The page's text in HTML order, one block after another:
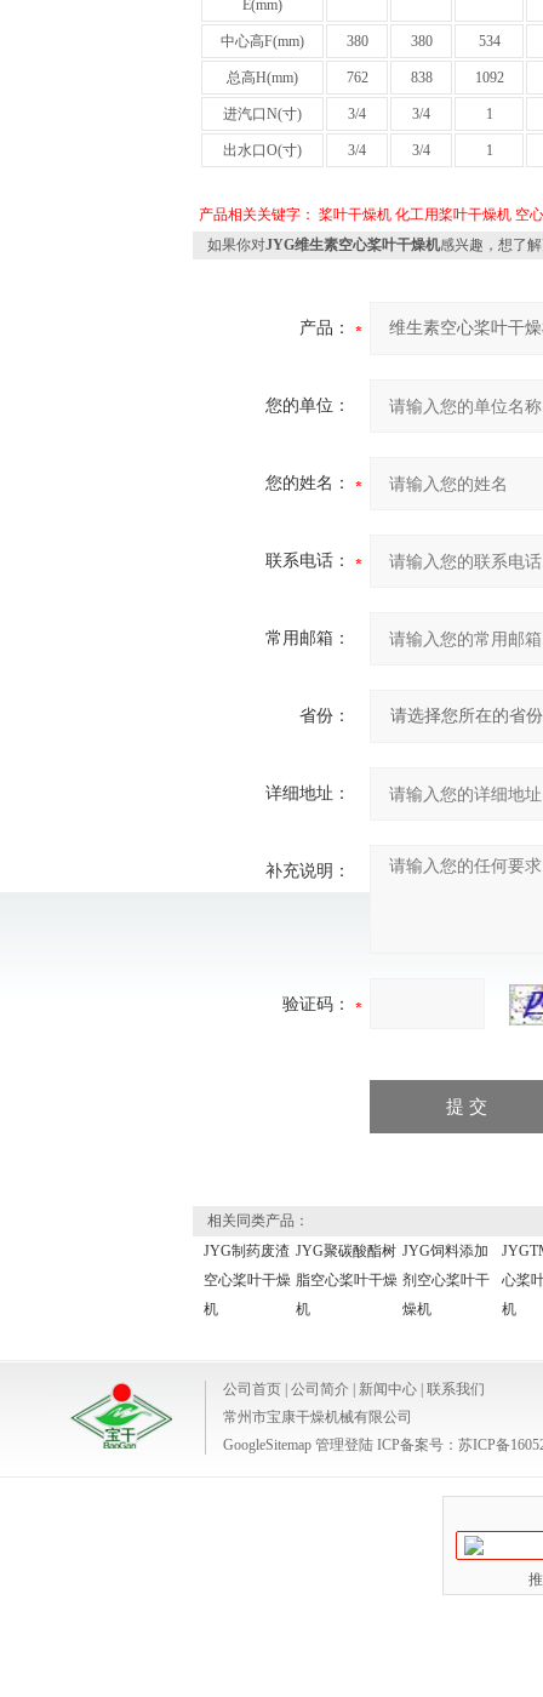
E(mm)
中心高F(mm) 380 380 534
总高H(mm) 762 838 1092
进汽口N(寸) 3/4 3/4 1
出水口O(寸) 3/4 3/4 1
产品相关关键字： 桨叶干燥机 化工用桨叶干燥机 空
如果你对JYG维生素空心桨叶干燥机感兴趣，想了
产品：
您的单位：
您的姓名：
联系电话：
常用邮箱：
省份：
详细地址：
补充说明：
验证码：
相关同类产品：
JYG制药废渣
空心桨叶干燥
机
JYG聚碳酸酯树
脂空心桨叶干燥
机
JYG饲料添加
剂空心桨叶干
燥机
心桨
机
公司首页 公司简介 新闻中心 联系我们
常州市宝康干燥机械有限公司
GoogleSitemap 管理登陆 ICP备案号： 苏ICP备